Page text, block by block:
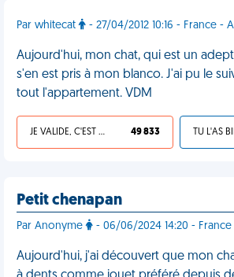
Par whitecat - 27/04/2012 10:16 - France -
Aujourd'hui, mon chat, qui est un
s'en est pris à mon blanco. J'ai pu le
tout l'appartement. VDM
JE VALIDE, C'EST UNE VDM 49 833
Petit chenapan
Par Anonyme - 06/06/2024 14:20 - France
Aujourd'hui, j'ai découvert que mon